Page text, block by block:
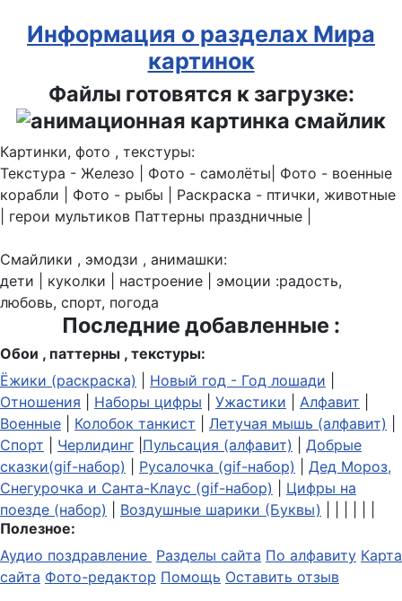
Информация о разделах Мира
картинок
Файлы готовятся к загрузке:
Картинки, фото , текстуры:
Текстура - Железо | Фото - самолёты| Фото - военные
корабли | Фото - рыбы | Раскраска - птички, животные
| герои мультиков Паттерны праздничные |
Смайлики , эмодзи , анимашки:
дети | куколки | настроение | эмоции :радость,
любовь, спорт, погода
Последние добавленные :
Обои , паттерны , текстуры:
Ёжики (раскраска)
Новый год - Год лошади
Отношения
Наборы цифры Ужастики Алфавит
Военные
Колобок танкист Летучая мышь (алфавит)
Спорт
Черлидинг Пульсация (алфавит)
Добрые
сказки(gif-набор)
Русалочка (gif-набор)
Дед Мороз,
Снегурочка и Санта-Клаус (gif-набор)
Цифры на
поезде (набор)
Воздушные шарики (Буквы)
Полезное:
Аудио поздравление Разделы сайта По алфавиту Карта
сайта Фото-редактор Помощь Оставить отзыв